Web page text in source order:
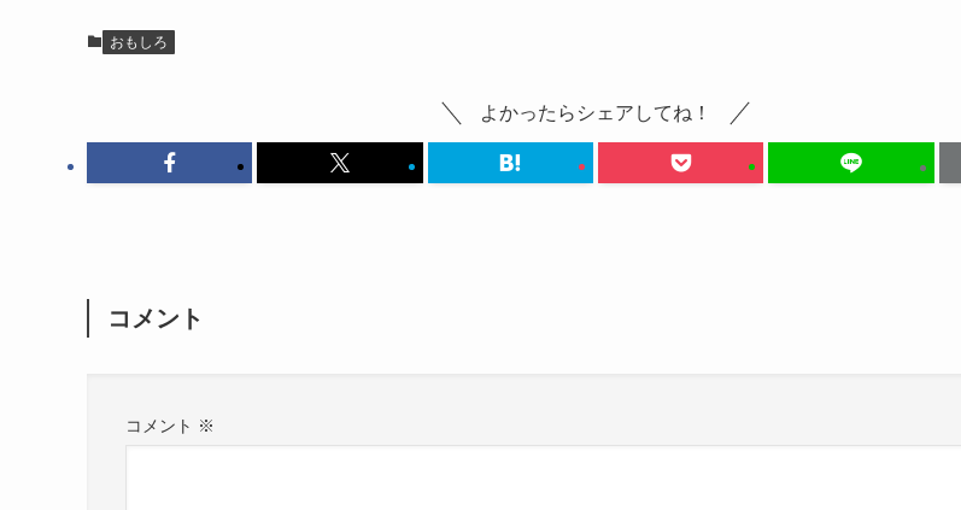
おもしろ
よかったらシェアしてね！
コメント
コメント ※